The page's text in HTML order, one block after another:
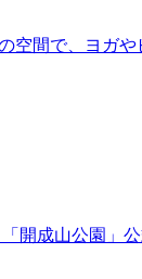
間で、ヨガ
成山公園」公